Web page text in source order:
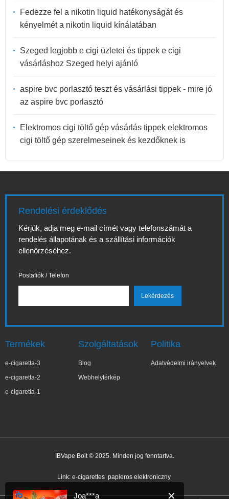
Fedezze fel a nikotin liquid hatékonyságát és
kényelmét a nikotin liquid kínálatában
Szeged legjobb e cigi üzletei és tippek e cigi
vásárláshoz Szeged helyi ajánló
aspire bvc porlasztó teszt és vásárlási tippek - mire jó
az aspire bvc porlasztó
Elektromos cigi töltő gép vásárlás tippek elektromos
cigi töltő gép szerelmeseinek és kezdőknek is
Rendelési érdeklődés
Kérjük, adja meg e-mail címét vagy telefonszámát a
rendelés állapotának és a szállítási információk
ellenőrzéséhez.
Postafiók / Telefon
Termékek
e-cigaretta-3
e-cigaretta-2
e-cigaretta-1
Szolgáltatások
Blog
Webhelytérkép
Politika
Adatvédelmi irányelvek
IBVape Bolt © 2025. Minden jog fenntartva.
Link: e-cigarettes papieros elektroniczny
✕
Joa***a